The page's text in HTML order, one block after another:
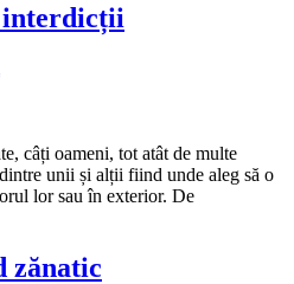
interdicții
câți oameni, tot atât de multe
unii și alții fiind unde aleg să o
lor sau în exterior. De
zănatic